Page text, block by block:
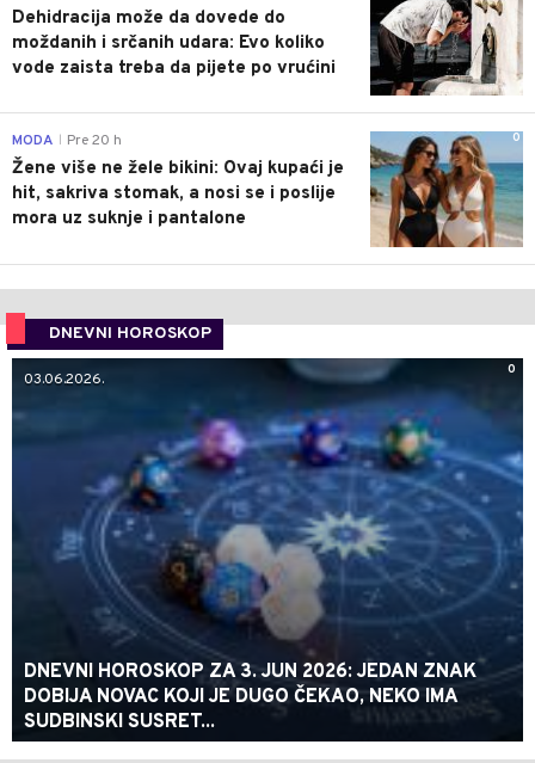
Dehidracija može da dovede do
moždanih i srčanih udara: Evo koliko
vode zaista treba da pijete po vrućini
0
MODA Pre 20 h
Žene više ne žele bikini: Ovaj kupaći je
hit, sakriva stomak, a nosi se i poslije
mora uz suknje i pantalone
DNEVNI HOROSKOP
0
03.06.2026.
DNEVNI HOROSKOP ZA 3. JUN 2026: JEDAN ZNAK
DOBIJA NOVAC KOJI JE DUGO ČEKAO, NEKO IMA
SUDBINSKI SUSRET...